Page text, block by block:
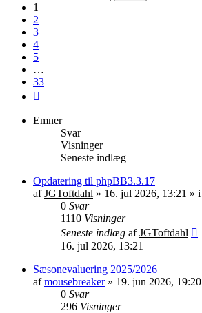
1
2
3
4
5
…
33
Emner
Svar
Visninger
Seneste indlæg
Opdatering til phpBB3.3.17
afJGToftdahl » 16. jul 2026, 13:21 » i
0 Svar
1110 Visninger
Seneste indlæg afJGToftdahl
16. jul 2026, 13:21
Sæsonevaluering 2025/2026
afmousebreaker» 19. jun 2026, 19:20
0 Svar
296 Visninger